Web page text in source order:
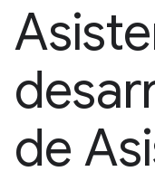
de